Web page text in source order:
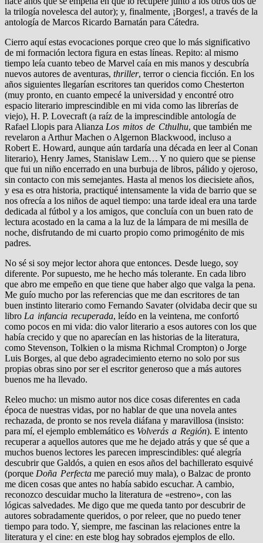
la trilogía novelesca del autor); y, finalmente, ¡Borges!, a través de la
antología de Marcos Ricardo Barnatán para Cátedra.
Cierro aquí estas evocaciones porque creo que lo más significativo
de mi formación lectora figura en estas líneas. Repito: al mismo
tiempo leía cuanto tebeo de Marvel caía en mis manos y descubría
nuevos autores de aventuras, thriller, terror o ciencia ficción. En los
años siguientes llegarían escritores tan queridos como Chesterton
(muy pronto, en cuanto empecé la universidad y encontré otro
espacio literario imprescindible en mi vida como las librerías de
viejo), H. P. Lovecraft (a raíz de la imprescindible antología de
Rafael Llopis para Alianza Los mitos de Cthulhu, que también me
revelaron a Arthur Machen o Algernon Blackwood, incluso a
Robert E. Howard, aunque aún tardaría una década en leer al Conan
literario), Henry James, Stanislaw Lem… Y no quiero que se piense
que fui un niño encerrado en una burbuja de libros, pálido y ojeroso,
sin contacto con mis semejantes. Hasta al menos los diecisiete años,
y esa es otra historia, practiqué intensamente la vida de barrio que se
nos ofrecía a los niños de aquel tiempo: una tarde ideal era una tarde
dedicada al fútbol y a los amigos, que concluía con un buen rato de
lectura acostado en la cama a la luz de la lámpara de mi mesilla de
noche, disfrutando de mi cuarto propio como primogénito de mis
padres.
No sé si soy mejor lector ahora que entonces. Desde luego, soy
diferente. Por supuesto, me he hecho más tolerante. En cada libro
que abro me empeño en que tiene que haber algo que valga la pena.
Me guío mucho por las referencias que me dan escritores de tan
buen instinto literario como Fernando Savater (olvidaba decir que su
libro La infancia recuperada, leído en la veintena, me confortó
como pocos en mi vida: dio valor literario a esos autores con los que
había crecido y que no aparecían en las historias de la literatura,
como Stevenson, Tolkien o la misma Richmal Crompton) o Jorge
Luis Borges, al que debo agradecimiento eterno no solo por sus
propias obras sino por ser el escritor generoso que a más autores
buenos me ha llevado.
Releo mucho: un mismo autor nos dice cosas diferentes en cada
época de nuestras vidas, por no hablar de que una novela antes
rechazada, de pronto se nos revela diáfana y maravillosa (insisto:
para mí, el ejemplo emblemático es Volverás a Región). E intento
recuperar a aquellos autores que me he dejado atrás y que sé que a
muchos buenos lectores les parecen imprescindibles: qué alegría
descubrir que Galdós, a quien en esos años del bachillerato esquivé
(porque Doña Perfecta me pareció muy mala), o Balzac de pronto
me dicen cosas que antes no había sabido escuchar. A cambio,
reconozco descuidar mucho la literatura de «estreno», con las
lógicas salvedades. Me digo que me queda tanto por descubrir de
autores sobradamente queridos, o por releer, que no puedo tener
tiempo para todo. Y, siempre, me fascinan las relaciones entre la
literatura y el cine: en este blog hay sobrados ejemplos de ello.